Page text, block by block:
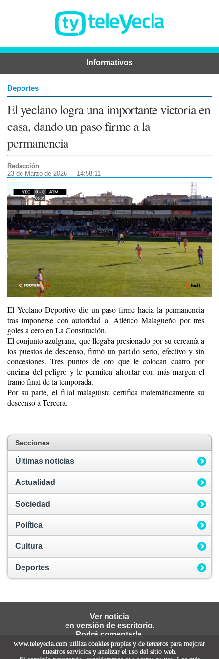
Informativos
Deportes
El yeclano logra una importante victoria en
casa, dando un paso firme a la
permanencia
Redacción
23 de Marzo de 2026 - 14:58:11
El Yeclano Deportivo dio un paso firme hacia la permanencia
tras imponerse con autoridad al Atlético Malagueño por tres
goles a cero en La Constitución.
El conjunto azulgrana, que llegaba presionado por su cercanía a
los puestos de descenso, firmó un partido serio, efectivo y sin
concesiones. Tres puntos de oro que le colocan cuatro por
encima del peligro y le permiten afrontar con más margen el
tramo final de la temporada.
Por su parte, el filial malaguista certifica matemáticamente su
descenso a Tercera.
Secciones
Últimas noticias
Actualidad
Sociedad
Política
Cultura
Deportes
Ver noticia
en versión de escritorio.
Podrá comentarla,
compartirla en redes sociales y
ver el video.
www.teleyecla.com utiliza cookies propias y de terceros para mejorar
nuestros servicios y analizar el uso del sitio web.